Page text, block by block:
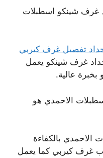
شينكو اسطبلات
تفصيل غرف كيربي
غرف شينكو يعمل
عالية.
الاحمدي هو
الاحمدي بالكفاءة
غرف كيربي كما يعمل